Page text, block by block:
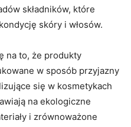
składników, ⁤które
skóry ⁤i włosów.
​na to, że ‍produkty
w sposób przyjazny‍
się w kosmetykach
na ekologiczne
i⁤ zrównoważone